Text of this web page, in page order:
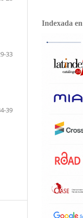
33
39
Indexada en